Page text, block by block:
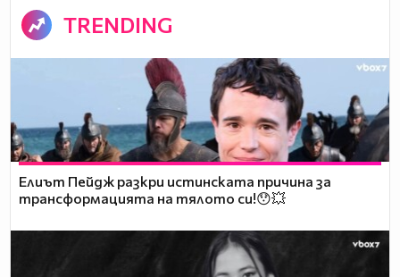
TRENDING
Елиът Пейдж разкри истинската причина за
трансформацията на тялото си!😯💥